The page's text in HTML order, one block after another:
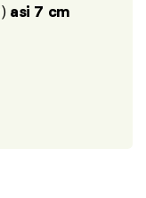
asi 7 cm